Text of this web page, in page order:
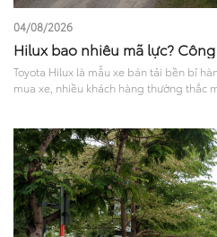
04/08/2026
Hilux bao nhiêu mã lực?
Toyota Hilux là mẫu xe bán tải bền bỉ
mua xe, nhiều khách hàng thường thắc
phiên bản phù hợp nhất..